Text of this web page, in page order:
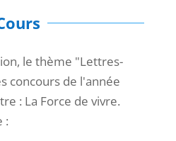
le thème "Lettres-
concours de l'année
: La Force de vivre.
: